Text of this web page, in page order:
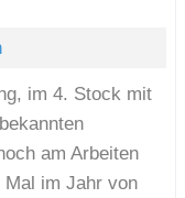
im 4. Stock mit
am Arbeiten
Mal im Jahr von